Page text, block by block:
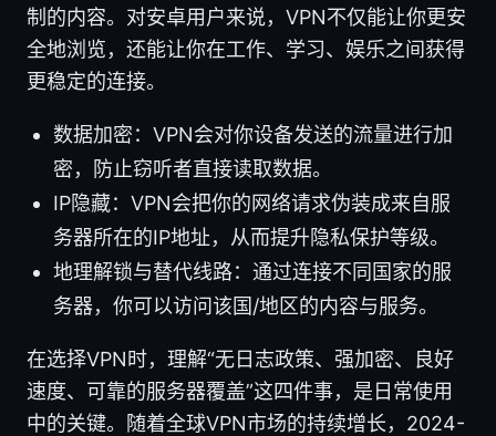
制的内容。对安卓用户来说，VPN不仅能让你更安
全地浏览，还能让你在工作、学习、娱乐之间获得
更稳定的连接。
数据加密：VPN会对你设备发送的流量进行加
密，防止窃听者直接读取数据。
IP隐藏：VPN会把你的网络请求伪装成来自服
务器所在的IP地址，从而提升隐私保护等级。
地理解锁与替代线路：通过连接不同国家的服
务器，你可以访问该国/地区的内容与服务。
在选择VPN时，理解“无日志政策、强加密、良好
速度、可靠的服务器覆盖”这四件事，是日常使用
中的关键。随着全球VPN市场的持续增长，2024-